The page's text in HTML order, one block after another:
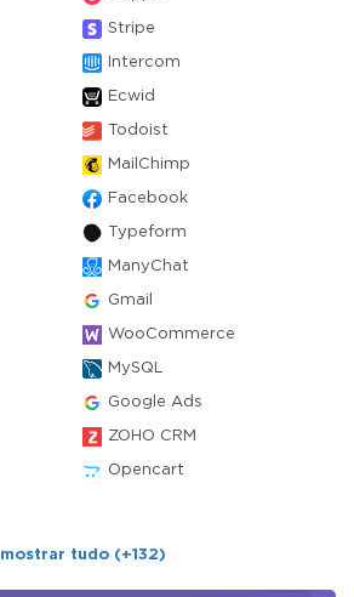
Stripe
Intercom
Ecwid
Todoist
MailChimp
Facebook
Typeform
ManyChat
Gmail
WooCommerce
MySQL
Google Ads
ZOHO CRM
Opencart
mostrar tudo (+132)